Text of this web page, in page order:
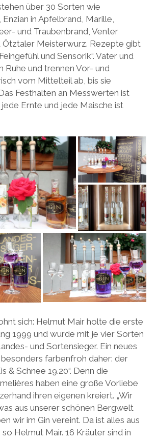
über 30 Sorten wie
in Apfelbrand, Marille,
und Traubenbrand, Venter
Meisterwurz. Rezepte gibt
und Sensorik“. Vater und
Ruhe und trennen Vor- und
vom Mittelteil ab, bis sie
Festhalten an Messwerten ist
Ernte und jede Maische ist
sich: Helmut Mair holte die erste
1999 und wurde mit je vier Sorten
und Sortensieger. Ein neues
farbenfroh daher: der
& Schnee 19.20“. Denn die
haben eine große Vorliebe
ihren eigenen kreiert. „Wir
aus unserer schönen Bergwelt
wir im Gin vereint. Da ist alles aus
so Helmut Mair. 16 Kräuter sind in